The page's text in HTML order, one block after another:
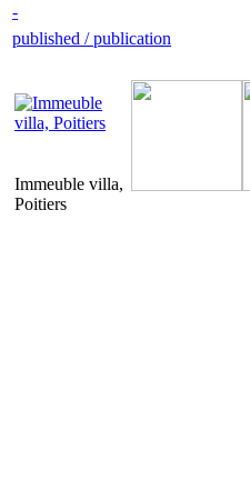
-
published / publication
Immeuble villa,
Poitiers